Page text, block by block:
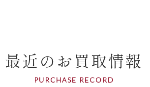
最近のお買取情報
PURCHASE RECORD